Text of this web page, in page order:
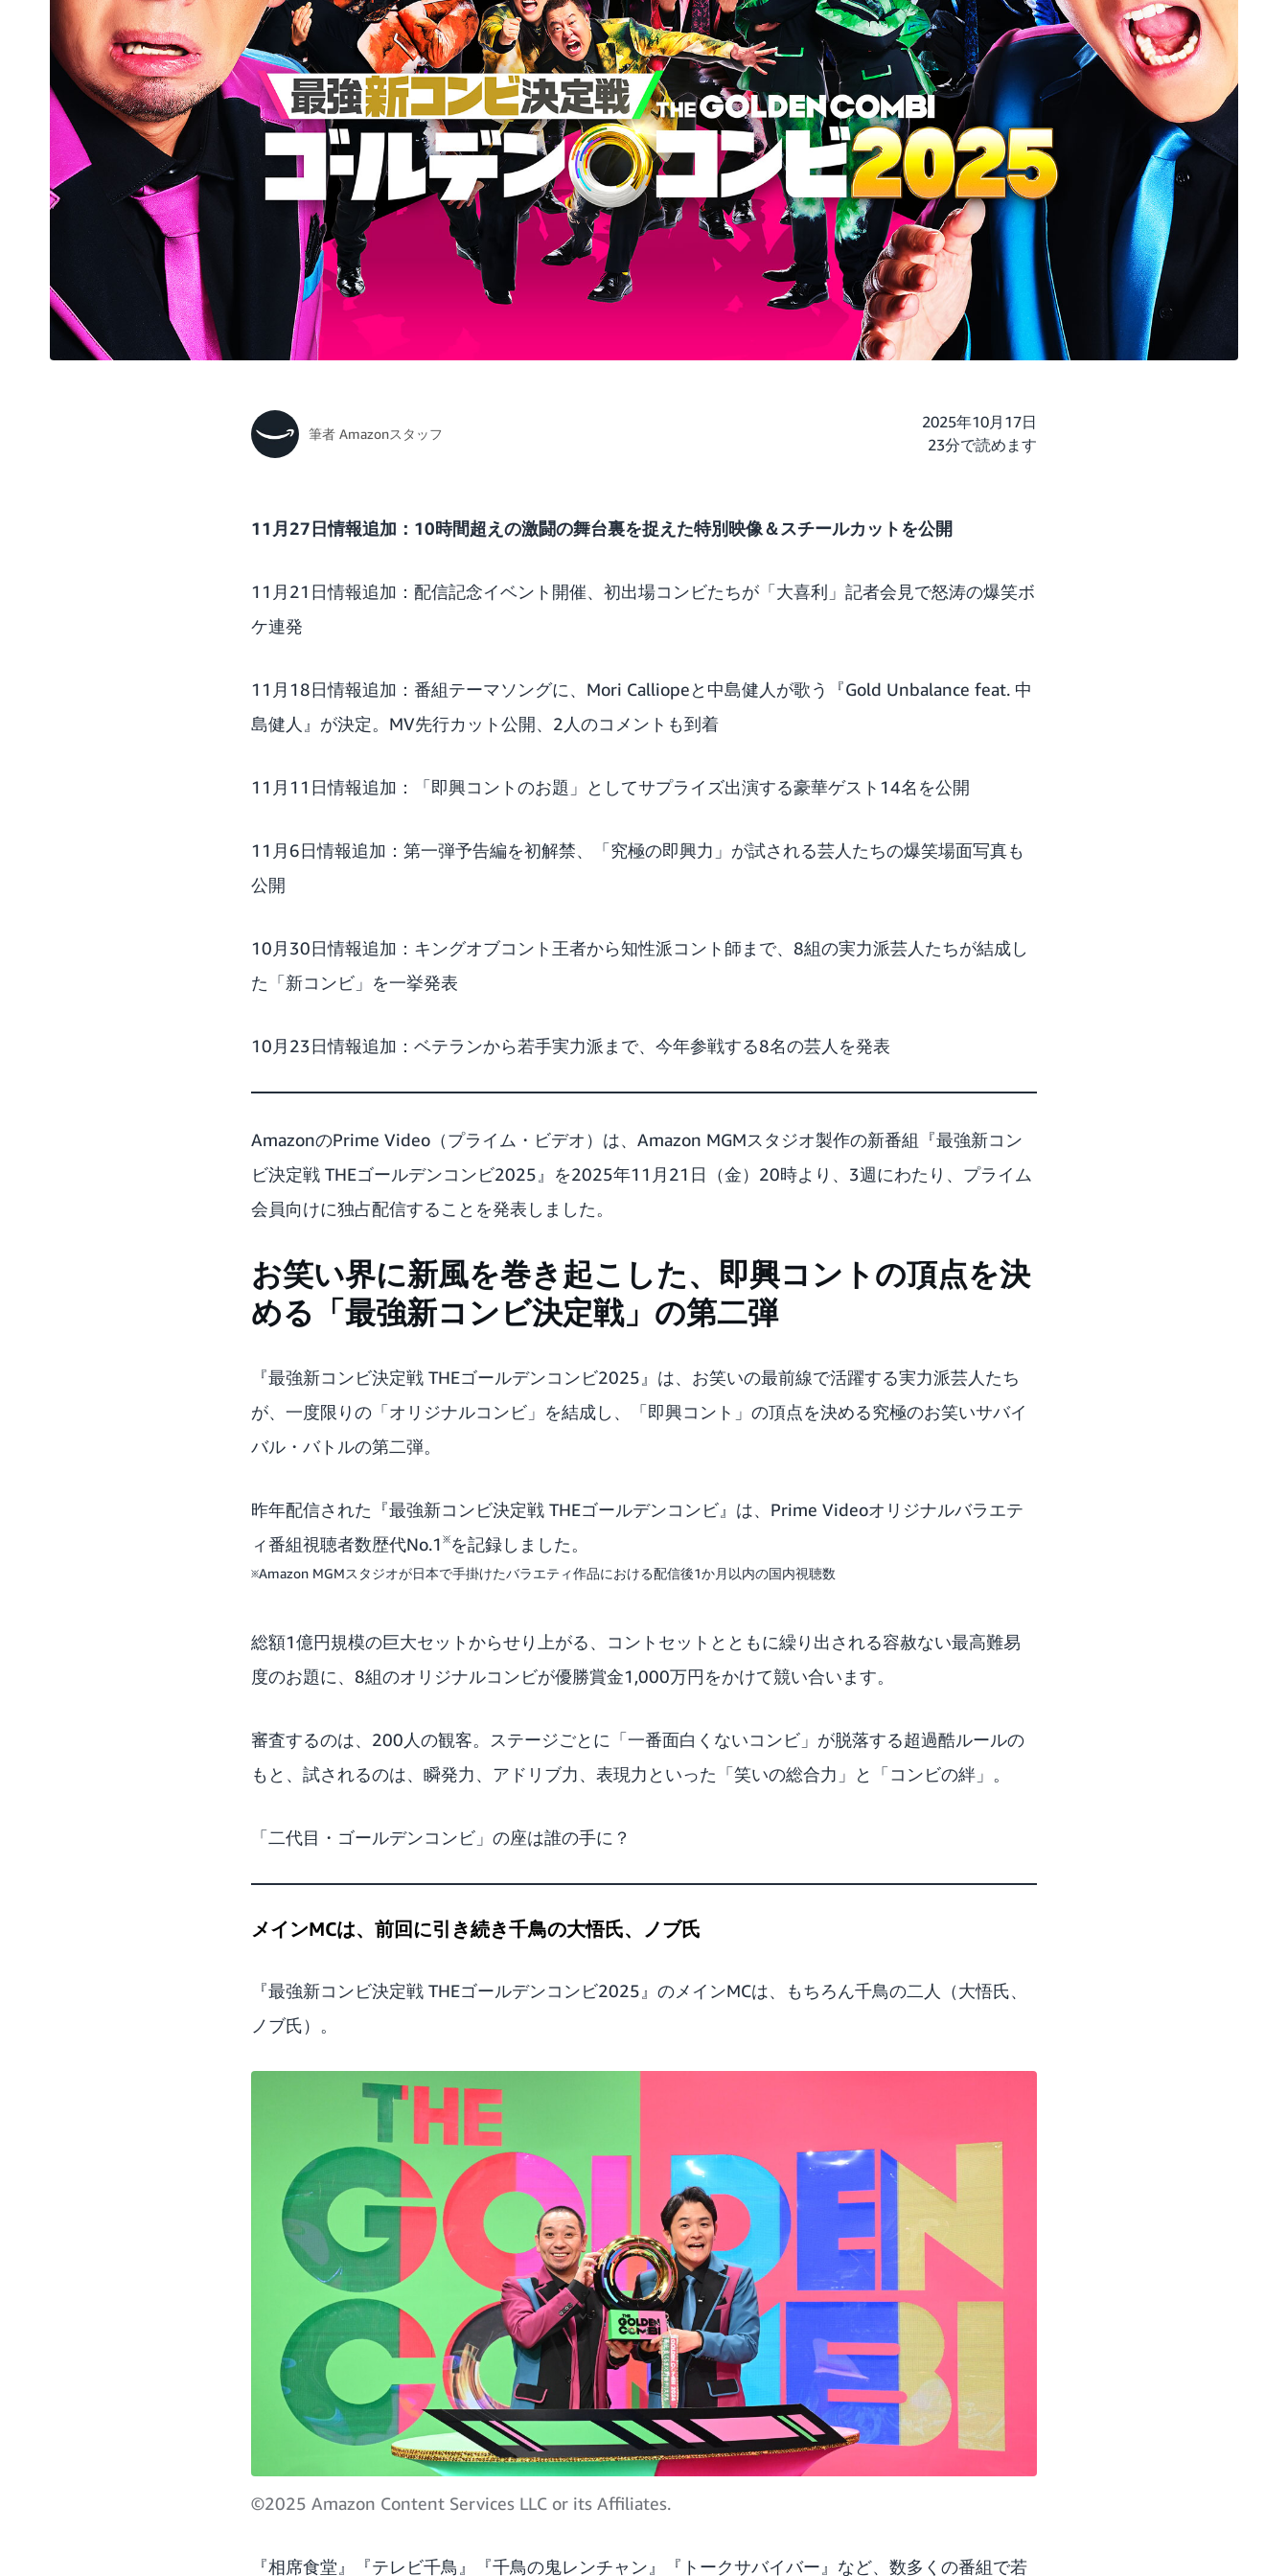
筆者 Amazonスタッフ
2025年10月17日
23分で読めます
11月27日情報追加：10時間超えの激闘の舞台裏を捉えた特別映像＆スチールカットを公開
11月21日情報追加：配信記念イベント開催、初出場コンビたちが「大喜利」記者会見で怒涛の爆笑ボ
ケ連発
11月18日情報追加：番組テーマソングに、Mori Calliopeと中島健人が歌う『Gold Unbalance feat. 中
島健人』が決定。MV先行カット公開、2人のコメントも到着
11月11日情報追加：「即興コントのお題」としてサプライズ出演する豪華ゲスト14名を公開
11月6日情報追加：第一弾予告編を初解禁、「究極の即興力」が試される芸人たちの爆笑場面写真も
公開
10月30日情報追加：キングオブコント王者から知性派コント師まで、8組の実力派芸人たちが結成し
た「新コンビ」を一挙発表
10月23日情報追加：ベテランから若手実力派まで、今年参戦する8名の芸人を発表
AmazonのPrime Video（プライム・ビデオ）は、Amazon MGMスタジオ製作の新番組『最強新コン
ビ決定戦 THEゴールデンコンビ2025』を2025年11月21日（金）20時より、3週にわたり、プライム
会員向けに独占配信することを発表しました。
お笑い界に新風を巻き起こした、即興コントの頂点を決
める「最強新コンビ決定戦」の第二弾
『最強新コンビ決定戦 THEゴールデンコンビ2025』は、お笑いの最前線で活躍する実力派芸人たち
が、一度限りの「オリジナルコンビ」を結成し、「即興コント」の頂点を決める究極のお笑いサバイ
バル・バトルの第二弾。
昨年配信された 『最強新コンビ決定戦 THEゴールデンコンビ』 は、Prime Videoオリジナルバラエテ
ィ番組視聴者数歴代No.1※を記録しました。
※Amazon MGMスタジオが日本で手掛けたバラエティ作品における配信後1か月以内の国内視聴数
総額1億円規模の巨大セットからせり上がる、コントセットとともに繰り出される容赦ない最高難易
度のお題に、8組のオリジナルコンビが優勝賞金1,000万円をかけて競い合います。
審査するのは、200人の観客。ステージごとに「一番面白くないコンビ」が脱落する超過酷ルールの
もと、試されるのは、瞬発力、アドリブ力、表現力といった「笑いの総合力」と「コンビの絆」。
「二代目・ゴールデンコンビ」の座は誰の手に？
メインMCは、前回に引き続き千鳥の大悟氏、ノブ氏
『最強新コンビ決定戦 THEゴールデンコンビ2025』のメインMCは、もちろん千鳥の二人（大悟氏、
ノブ氏）。
©2025 Amazon Content Services LLC or its Affiliates.
『相席食堂』『テレビ千鳥』『千鳥の鬼レンチャン』『トークサバイバー』など、数多くの番組で若